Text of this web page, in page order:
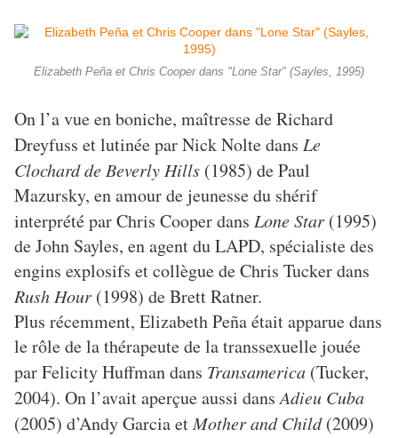
Elizabeth Peña et Chris Cooper dans "Lone Star" (Sayles, 1995)
On l’a vue en boniche, maîtresse de Richard
Dreyfuss et lutinée par Nick Nolte dans Le
Clochard de Beverly Hills (1985) de Paul
Mazursky, en amour de jeunesse du shérif
interprété par Chris Cooper dans Lone Star (1995)
de John Sayles, en agent du LAPD, spécialiste des
engins explosifs et collègue de Chris Tucker dans
Rush Hour (1998) de Brett Ratner.
Plus récemment, Elizabeth Peña était apparue dans
le rôle de la thérapeute de la transsexuelle jouée
par Felicity Huffman dans Transamerica (Tucker,
2004). On l’avait aperçue aussi dansAdieu Cuba
(2005) d’Andy Garcia etMother and Child(2009)